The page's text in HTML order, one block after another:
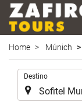
Home Múnich
Destino